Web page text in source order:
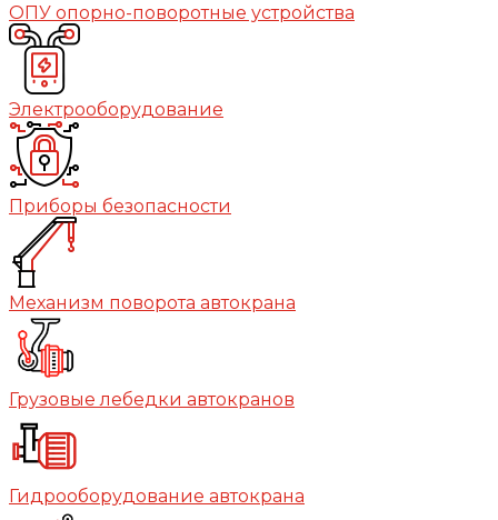
ОПУ опорно-поворотные устройства
Электрооборудование
Приборы безопасности
Механизм поворота автокрана
Грузовые лебедки автокранов
Гидрооборудование автокрана